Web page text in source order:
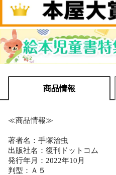
商品情報
≪商品情報≫
著者名：手塚治虫
出版社名：復刊ドットコム
発行年月：2022年10月
判型：Ａ５